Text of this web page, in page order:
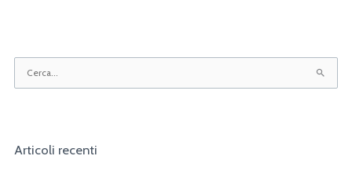
a
Articoli recenti